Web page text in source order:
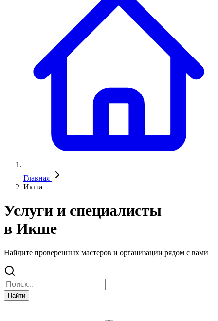
Главная
Икша
Услуги и специалисты
в Икше
Найдите проверенных мастеров и организации рядом с вами
Найти